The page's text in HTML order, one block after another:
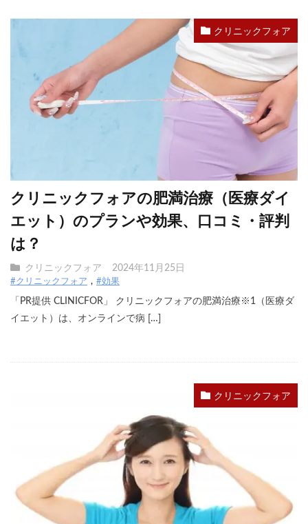
クリニックフォア
クリニックフォアの肥満治療（医療ダイ
エット）のプランや効果、口コミ・評判
は？
クリニックフォア 2024年11月25日
#クリニックフォア #効果
「PR提供 CLINICFOR」 クリニックフォアの肥満治療※1（医療ダ
イエット）は、オンラインで病 […]
クリニックフォア